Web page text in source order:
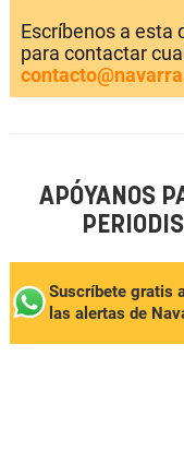
Escríbenos a esta
para contactar
APÓYANOS
Suscríbete gratis
las alertas de